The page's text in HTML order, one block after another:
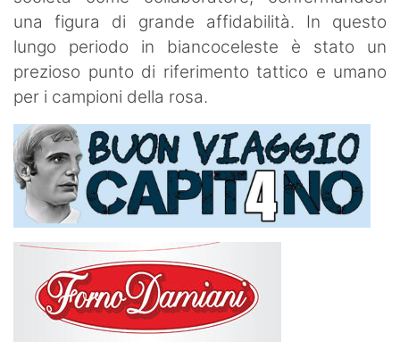
una figura di grande affidabilità. In questo
lungo periodo in biancoceleste è stato un
prezioso punto di riferimento tattico e umano
per i campioni della rosa.